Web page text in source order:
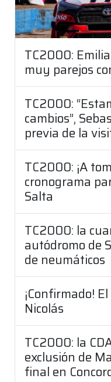
TC2000:
muy parejos
TC2000:
cambios”,
previa de la
TC2000: ¡A
cronograma
Salta
TC2000: la
autódromo de
de neumáticos
¡Confirmado!
Nicolás
TC2000: la
exclusión de
final en